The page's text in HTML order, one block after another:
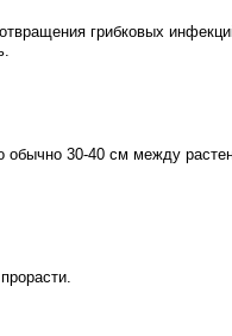
грибковых
30-40 см между